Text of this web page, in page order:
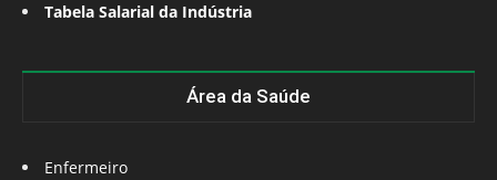
Tabela Salarial da Indústria
Área da Saúde
Enfermeiro